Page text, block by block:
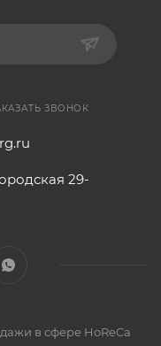
ЗВОНОК
29-
в сфере HoReCa